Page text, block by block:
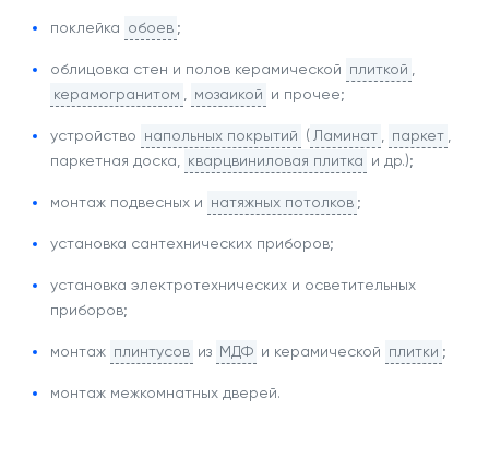
поклейка обоев ;
облицовка стен и полов керамической плиткой
керамогранитом
мозаикой и прочее;
устройство напольных покрытий ( Ламинат паркет
паркетная доска,
кварцвиниловая плитка и др.);
монтаж подвесных и натяжных потолков ;
установка сантехнических приборов;
установка электротехнических и осветительных
приборов;
монтаж плинтусов из МДФ и керамической плитки ;
монтаж межкомнатных дверей.